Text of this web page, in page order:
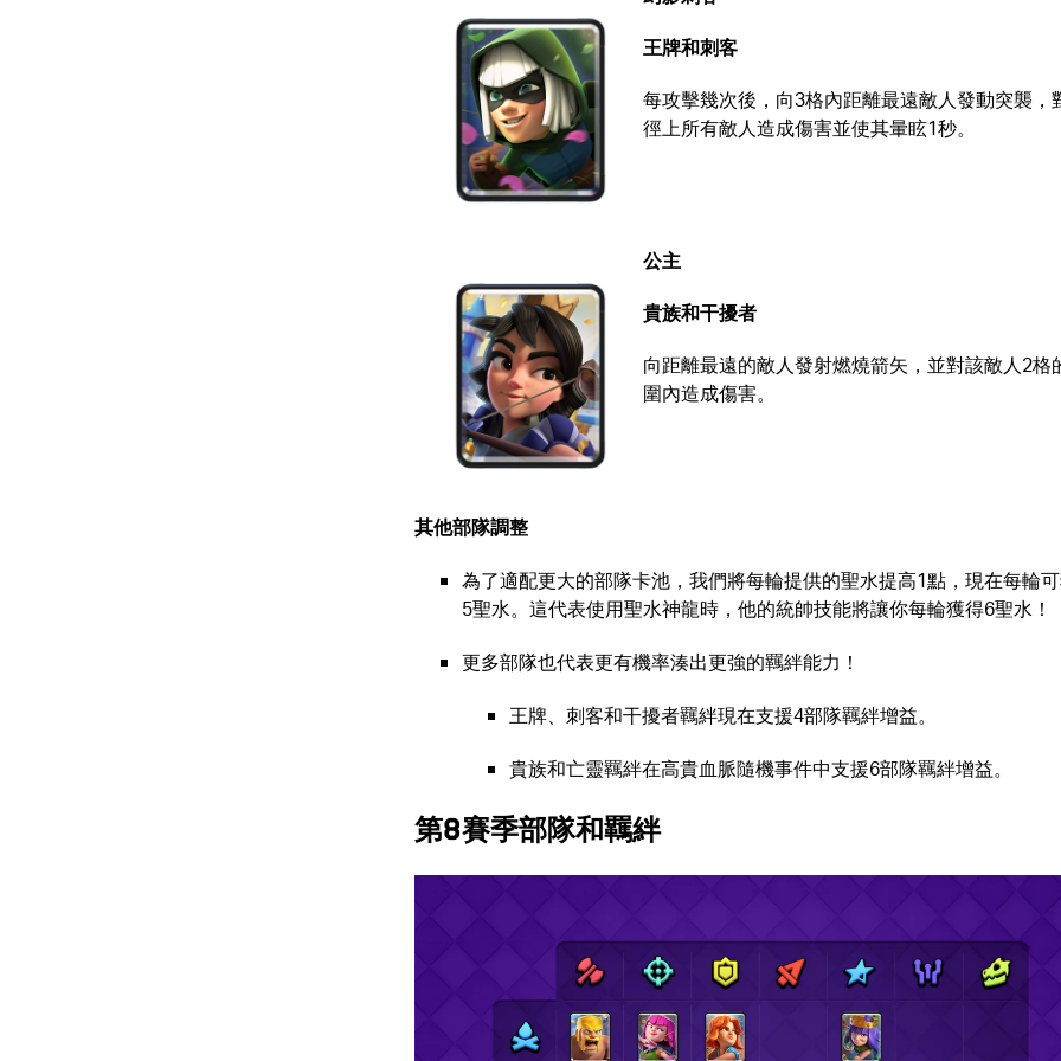
王牌和刺客
每攻擊幾次後，向3格內距離最遠敵人發動突襲，
徑上所有敵人造成傷害並使其暈眩1秒。
公主
貴族和干擾者
向距離最遠的敵人發射燃燒箭矢，並對該敵人2格
圍內造成傷害。
其他部隊調整
為了適配更大的部隊卡池，我們將每輪提供的聖水提高1點，現在每輪
5聖水。這代表使用聖水神龍時，他的統帥技能將讓你每輪獲得6聖水！
更多部隊也代表更有機率湊出更強的羈絆能力！
王牌、刺客和干擾者羈絆現在支援4部隊羈絆增益。
貴族和亡靈羈絆在高貴血脈隨機事件中支援6部隊羈絆增益。
第8賽季部隊和羈絆